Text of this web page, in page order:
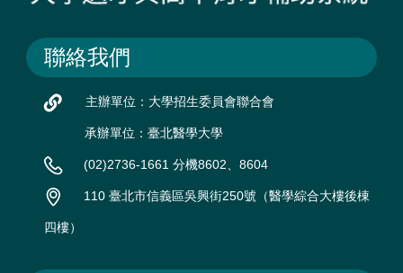
聯絡我們
主辦單位：大學招生委員會聯合會
承辦單位：臺北醫學大學
(02)2736-1661 分機8602、8604
110 臺北市信義區吳興街250號（醫學綜合大樓後棟
四樓）